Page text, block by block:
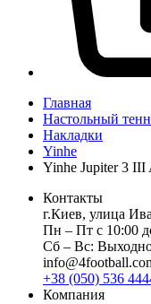
Главная
Настольный
Накладки
Yinhe
Yinhe Jupiter 3 III
Контакты
г.Киев, улица
Пн ‒ Пт с 10:00
Сб ‒ Вс:
+38 (050) 536
Компания